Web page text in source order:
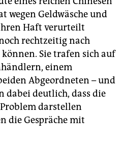
wegen Geldwäsche und
Haft verurteilt
rechtzeitig nach
Sie trafen sich auf
einem
Abgeordneten – und
dabei deutlich, dass die
darstellen
die Gespräche mit